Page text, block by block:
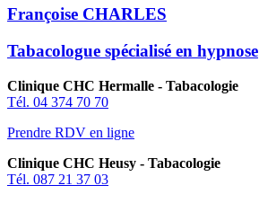
Françoise CHARLES
Tabacologue spécialisé en hypnose
Clinique CHC Hermalle - Tabacologie
Tél. 04 374 70 70
Prendre RDV en ligne
Clinique CHC Heusy - Tabacologie
Tél. 087 21 37 03